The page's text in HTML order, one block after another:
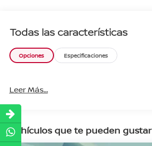
Todas las características
Opciones Especificaciones
Leer Más...
Vehículos que te pueden gustar